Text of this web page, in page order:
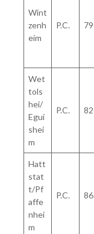
Wint
zenh
eim
P.C. 79
Wet
tols
hei/
Egui
shei
m
P.C. 82
Hatt
stat
t/Pf
affe
nhei
m
P.C. 86